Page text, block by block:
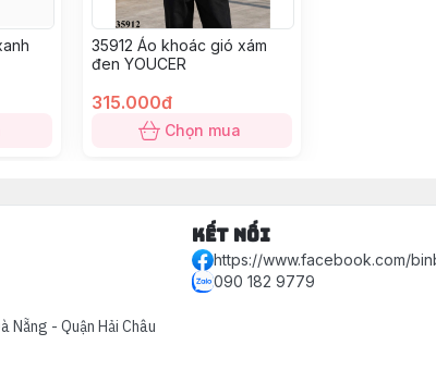
35912 Áo khoác gió xám
đen YOUCER
315.000đ
Chọn mua
Nẵng - Quận Hải Châu
Kết nối
https://www.facebook.com/
090 182 9779